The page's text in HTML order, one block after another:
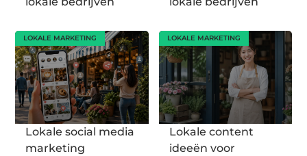
LOKALE MARKETING
Lokale social media
marketing
LOKALE MARKETING
Lokale content
ideeën voor